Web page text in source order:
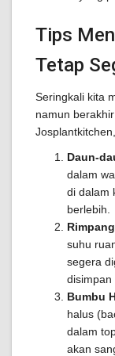
Tips
Tetap
Seringkali kita
namun
Daun-
dalam
di dalam
berlebih.
suhu
segera
disimpan
Bumbu
halus
dalam
akan